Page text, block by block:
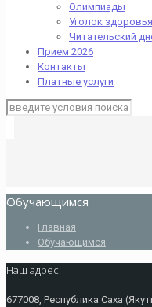
Олимпиады
Уголок здоровья
Читательский
Прием 2026
Контакты
Платные услуги
Обучающимся
Главная
Обучающимся
Наш адрес
677008, Республика Саха